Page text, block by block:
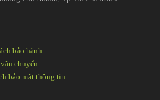
bảo hành
chuyển
bảo mật thông tin